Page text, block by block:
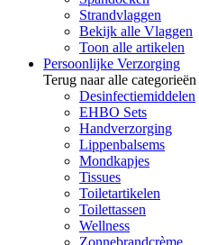
Strandvlaggen
Bekijk alle Vlaggen
Toon alle artikelen
Persoonlijke Verzorging
Terug naar alle categorieën
Desinfectiemiddelen
EHBO Sets
Handverzorging
Lippenbalsems
Mondkapjes
Tissues
Toiletartikelen
Toilettassen
Wellness
Zonnebrandcrème